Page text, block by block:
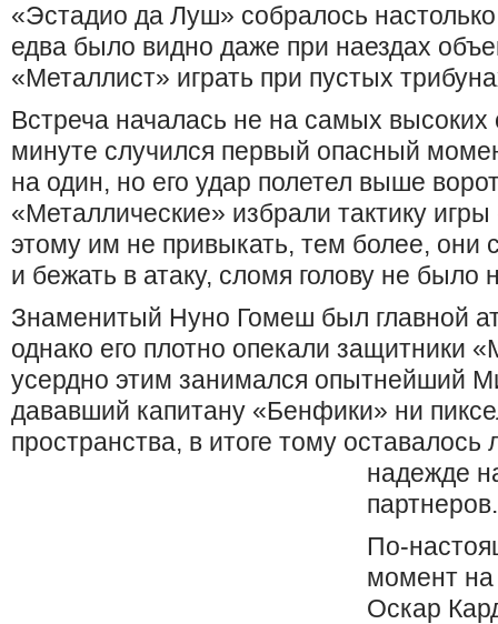
«Эстадио да Луш» собралось
едва было видно даже при наездах
«Металлист» играть при пустых
Встреча началась не на самых высоких
минуте случился первый опасный
на один, но его удар полетел выше
«Металлические» избрали тактику
этому им не привыкать, тем более, они
и бежать в атаку, сломя голову не было
Знаменитый Нуно Гомеш был главной
однако его плотно опекали защитники
усердно этим занимался опытнейший
дававший капитану «Бенфики» ни
пространства, в итоге тому
надежде
партнеров.
По-
момент на
Оскар